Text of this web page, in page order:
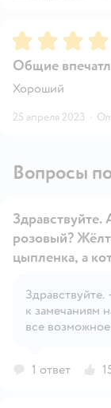
Рейтинг:5
Общие
Хороший
25 апреля 2023 ·
Вопросы
розовый?
цыпленка, а
время, очень
к замечаниям
все
1 ответ